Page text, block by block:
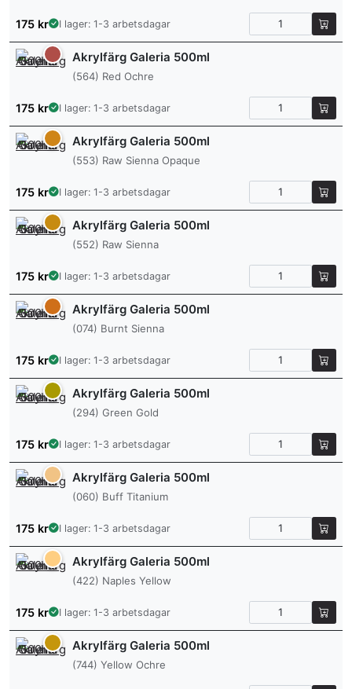
175 kr I lager: 1-3 arbetsdagar
Akrylfärg Galeria 500ml
(564) Red Ochre
175 kr I lager: 1-3 arbetsdagar
Akrylfärg Galeria 500ml
(553) Raw Sienna Opaque
175 kr I lager: 1-3 arbetsdagar
Akrylfärg Galeria 500ml
(552) Raw Sienna
175 kr I lager: 1-3 arbetsdagar
Akrylfärg Galeria 500ml
(074) Burnt Sienna
175 kr I lager: 1-3 arbetsdagar
Akrylfärg Galeria 500ml
(294) Green Gold
175 kr I lager: 1-3 arbetsdagar
Akrylfärg Galeria 500ml
(060) Buff Titanium
175 kr I lager: 1-3 arbetsdagar
Akrylfärg Galeria 500ml
(422) Naples Yellow
175 kr I lager: 1-3 arbetsdagar
Akrylfärg Galeria 500ml
(744) Yellow Ochre